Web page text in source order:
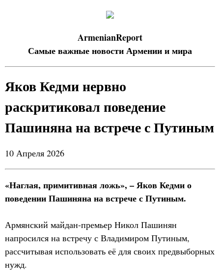
ArmenianReport
Самые важные новости Армении и мира
Яков Кедми нервно
раскритиковал поведение
Пашиняна на встрече с Путиным
10 Апреля 2026
«Наглая, примитивная ложь», – Яков Кедми о
поведении Пашиняна на встрече с Путиным.
Армянский майдан-премьер Никол Пашинян
напросился на встречу с Владимиром Путиным,
рассчитывая использовать её для своих предвыборных
нужд.